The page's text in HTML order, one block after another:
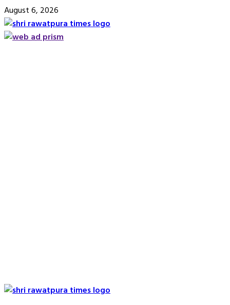
Skip
to
content
August 6, 2026
Primary